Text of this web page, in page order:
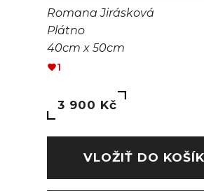
Romana Jirásková
Plátno
40cm x 50cm
1
3 900 Kč
VLOŽIŤ DO